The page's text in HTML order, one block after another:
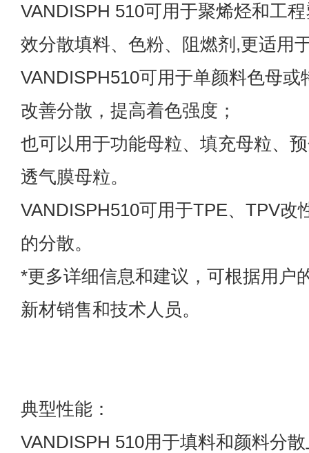
VANDISPH 510可用于聚烯烃和工
效分散填料、色粉、阻燃剂,更适用
VANDISPH510可用于单颜料色母
改善分散，提高着色强度；
也可以用于功能母粒、填充母粒、
透气膜母粒。
VANDISPH510可用于TPE、TPV改
的分散。
*更多详细信息和建议，可根据用户
新材销售和技术人员。
典型性能：
VANDISPH 510用于填料和颜料分